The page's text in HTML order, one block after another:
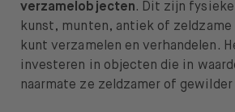
verzamelobjecten. Dit zijn
kunst, munten, antiek of zeldzame
kunt verzamelen en verhandelen.
investeren in objecten die in
naarmate ze zeldzamer of gewilder